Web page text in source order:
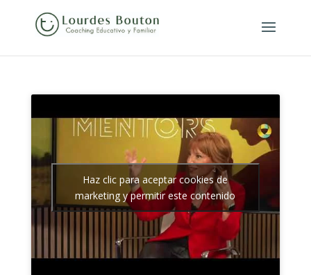
Haz clic para aceptar cookies de
marketing y permitir este contenido